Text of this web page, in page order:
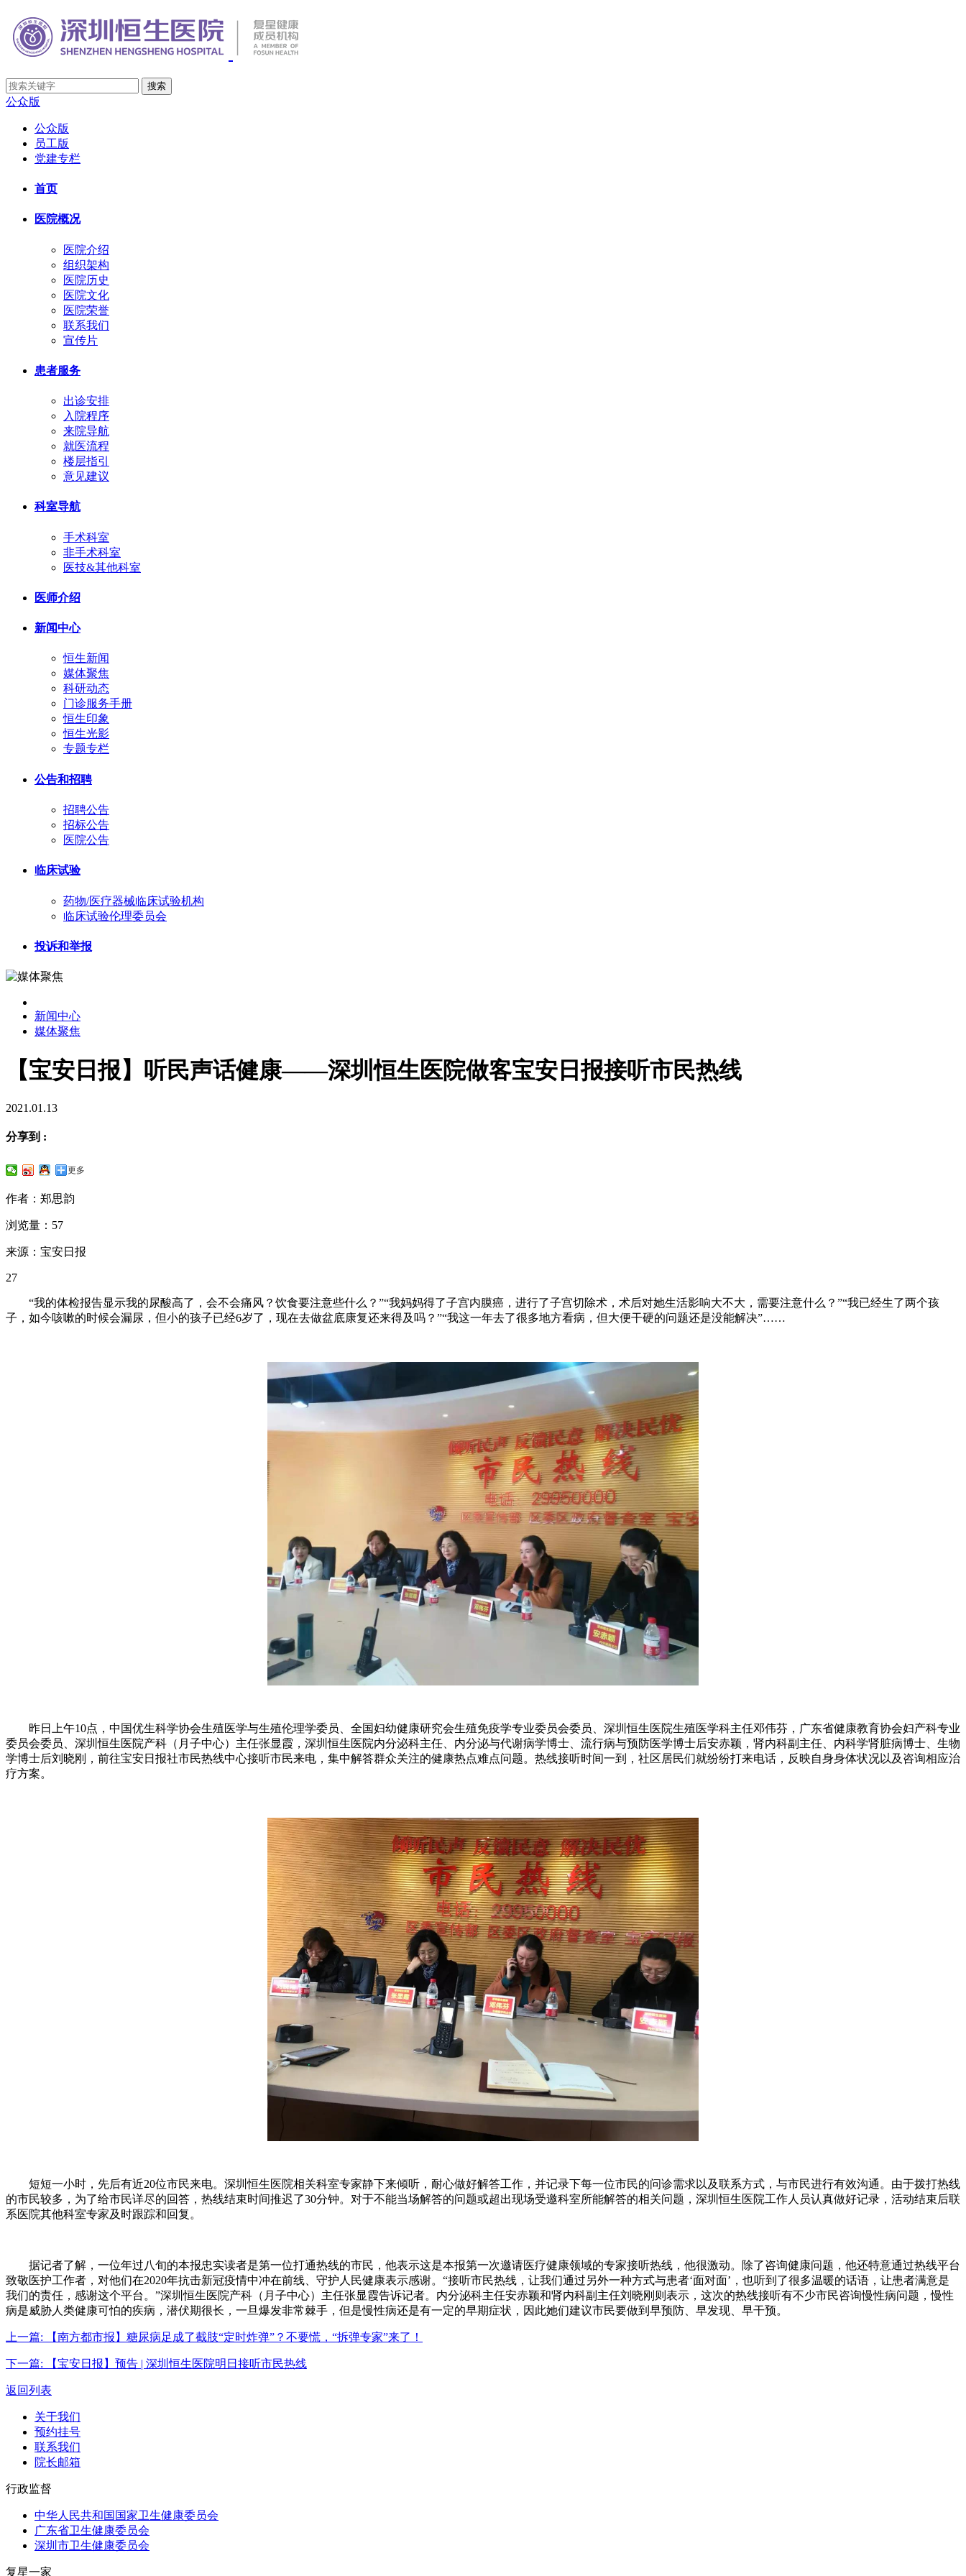
公众版
公众版
员工版
党建专栏
首页
医院概况
医院介绍
组织架构
医院历史
医院文化
医院荣誉
联系我们
宣传片
患者服务
出诊安排
入院程序
来院导航
就医流程
楼层指引
意见建议
科室导航
手术科室
非手术科室
医技&其他科室
医师介绍
新闻中心
恒生新闻
媒体聚焦
科研动态
门诊服务手册
恒生印象
恒生光影
专题专栏
公告和招聘
招聘公告
招标公告
医院公告
临床试验
药物/医疗器械临床试验机构
临床试验伦理委员会
投诉和举报
新闻中心
媒体聚焦
【宝安日报】听民声话健康——深圳恒生医院做客宝安日报接听市民热线
2021.01.13
分享到 :
更多
作者：郑思韵
浏览量：57
来源：宝安日报
27
“我的体检报告显示我的尿酸高了，会不会痛风？饮食要注意些什么？”“我妈妈得了子宫内膜癌，进行了子宫切除术，术后对她生活影响大不大，需要注意什么？”“我已经生了两个孩
子，如今咳嗽的时候会漏尿，但小的孩子已经6岁了，现在去做盆底康复还来得及吗？”“我这一年去了很多地方看病，但大便干硬的问题还是没能解决”……
昨日上午10点，中国优生科学协会生殖医学与生殖伦理学委员、全国妇幼健康研究会生殖免疫学专业委员会委员、深圳恒生医院生殖医学科主任邓伟芬，广东省健康教育协会妇产科专业
委员会委员、深圳恒生医院产科（月子中心）主任张显霞，深圳恒生医院内分泌科主任、内分泌与代谢病学博士、流行病与预防医学博士后安赤颖，肾内科副主任、内科学肾脏病博士、生物
学博士后刘晓刚，前往宝安日报社市民热线中心接听市民来电，集中解答群众关注的健康热点难点问题。热线接听时间一到，社区居民们就纷纷打来电话，反映自身身体状况以及咨询相应治
疗方案。
短短一小时，先后有近20位市民来电。深圳恒生医院相关科室专家静下来倾听，耐心做好解答工作，并记录下每一位市民的问诊需求以及联系方式，与市民进行有效沟通。由于拨打热线
的市民较多，为了给市民详尽的回答，热线结束时间推迟了30分钟。对于不能当场解答的问题或超出现场受邀科室所能解答的相关问题，深圳恒生医院工作人员认真做好记录，活动结束后联
系医院其他科室专家及时跟踪和回复。
据记者了解，一位年过八旬的本报忠实读者是第一位打通热线的市民，他表示这是本报第一次邀请医疗健康领域的专家接听热线，他很激动。除了咨询健康问题，他还特意通过热线平台
致敬医护工作者，对他们在2020年抗击新冠疫情中冲在前线、守护人民健康表示感谢。“接听市民热线，让我们通过另外一种方式与患者‘面对面’，也听到了很多温暖的话语，让患者满意是
我们的责任，感谢这个平台。”深圳恒生医院产科（月子中心）主任张显霞告诉记者。内分泌科主任安赤颖和肾内科副主任刘晓刚则表示，这次的热线接听有不少市民咨询慢性病问题，慢性
病是威胁人类健康可怕的疾病，潜伏期很长，一旦爆发非常棘手，但是慢性病还是有一定的早期症状，因此她们建议市民要做到早预防、早发现、早干预。
上一篇: 【南方都市报】糖尿病足成了截肢“定时炸弹”？不要慌，“拆弹专家”来了！
下一篇: 【宝安日报】预告 | 深圳恒生医院明日接听市民热线
返回列表
关于我们
预约挂号
联系我们
院长邮箱
行政监督
中华人民共和国国家卫生健康委员会
广东省卫生健康委员会
深圳市卫生健康委员会
复星一家